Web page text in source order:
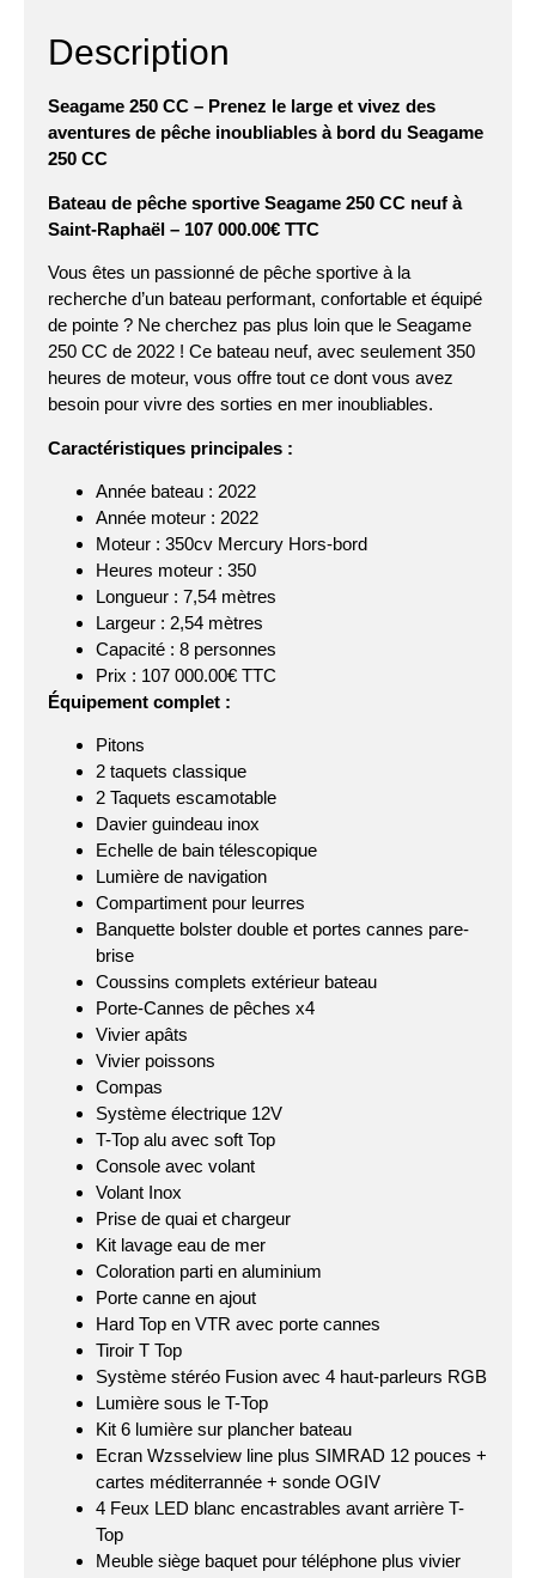
Description
Seagame 250 CC – Prenez le large et vivez des
aventures de pêche inoubliables à bord du Seagame
250 CC
Bateau de pêche sportive Seagame 250 CC neuf à
Saint-Raphaël – 107 000.00€ TTC
Vous êtes un passionné de pêche sportive à la
recherche d’un bateau performant, confortable et équipé
de pointe ? Ne cherchez pas plus loin que le Seagame
250 CC de 2022 ! Ce bateau neuf, avec seulement 350
heures de moteur, vous offre tout ce dont vous avez
besoin pour vivre des sorties en mer inoubliables.
Caractéristiques principales :
Année bateau : 2022
Année moteur : 2022
Moteur : 350cv Mercury Hors-bord
Heures moteur : 350
Longueur : 7,54 mètres
Largeur : 2,54 mètres
Capacité : 8 personnes
Prix : 107 000.00€ TTC
Équipement complet :
Pitons
2 taquets classique
2 Taquets escamotable
Davier guindeau inox
Echelle de bain télescopique
Lumière de navigation
Compartiment pour leurres
Banquette bolster double et portes cannes pare-
brise
Coussins complets extérieur bateau
Porte-Cannes de pêches x4
Vivier apâts
Vivier poissons
Compas
Système électrique 12V
T-Top alu avec soft Top
Console avec volant
Volant Inox
Prise de quai et chargeur
Kit lavage eau de mer
Coloration parti en aluminium
Porte canne en ajout
Hard Top en VTR avec porte cannes
Tiroir T Top
Système stéréo Fusion avec 4 haut-parleurs RGB
Lumière sous le T-Top
Kit 6 lumière sur plancher bateau
Ecran Wzsselview line plus SIMRAD 12 pouces +
cartes méditerrannée + sonde OGIV
4 Feux LED blanc encastrables avant arrière T-
Top
Meuble siège baquet pour téléphone plus vivier